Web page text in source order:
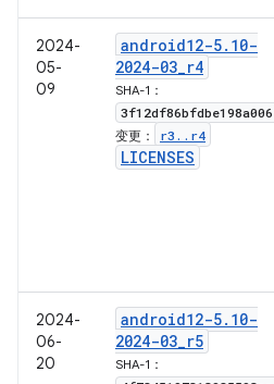
2024-
05-
09
android12-5. 10-
2024-03_r4
SHA-1：
3f12df86bfdbe198a006
变更： r3 . . r4
LICENSES
2024-
06-
20
android12-5. 10-
2024-03_r5
SHA-1：